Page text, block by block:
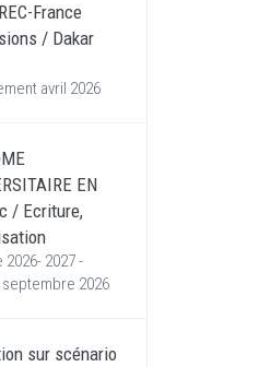
France
/ Dakar
avril 2026
EN
/ Ecriture,
2027 -
2026
sur scénario